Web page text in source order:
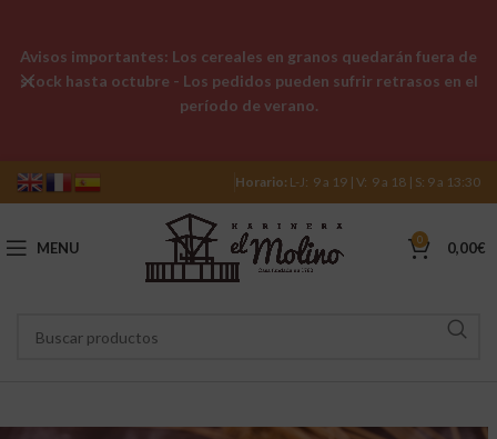
Horario: L-J: 9 a 19 | V: 9 a 18 | S: 9 a 13:30
MENU 0 0,00€
Avisos importantes: Los cereales en granos quedarán fuera de
stock hasta octubre - Los pedidos pueden sufrir retrasos en el
período de verano.